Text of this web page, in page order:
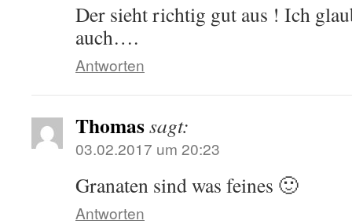
Der sieht richtig gut aus ! Ich
auch….
Antworten
Thomassagt:
03.02.2017 um 20:23
Granaten sind was feines 🙂
Antworten